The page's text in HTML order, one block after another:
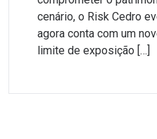
cenário, o Risk Cedro
agora conta com um
limite de exposição […]